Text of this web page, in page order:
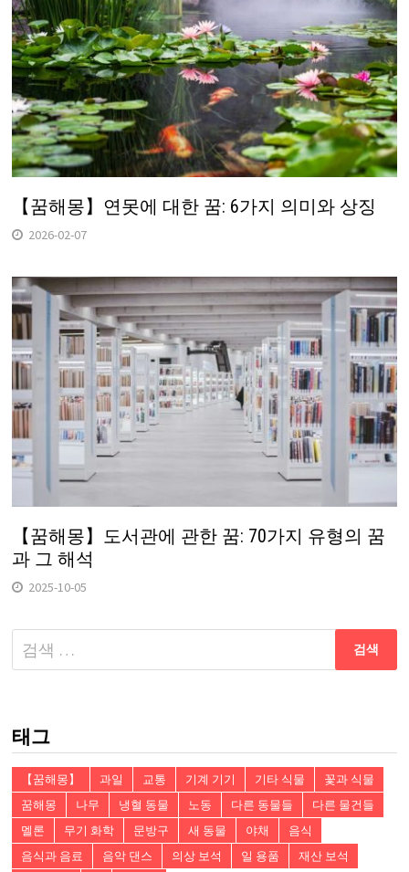
【꿈해몽】연못에 대한 꿈: 6가지 의미와 상징
2026-02-07
【꿈해몽】도서관에 관한 꿈: 70가지 유형의 꿈
과 그 해석
2025-10-05
다
음
태그
【꿈해몽】 과일 교통 기계 기기 기타 식물
꽃과 식물
꿈해몽
나무 냉혈 동물 노동 다른 동물들
다른 물건들
멜론
무기 화학 문방구 새 동물 야채
음식
음식과 음료
음악 댄스 의상 보석 일 용품
재산 보석